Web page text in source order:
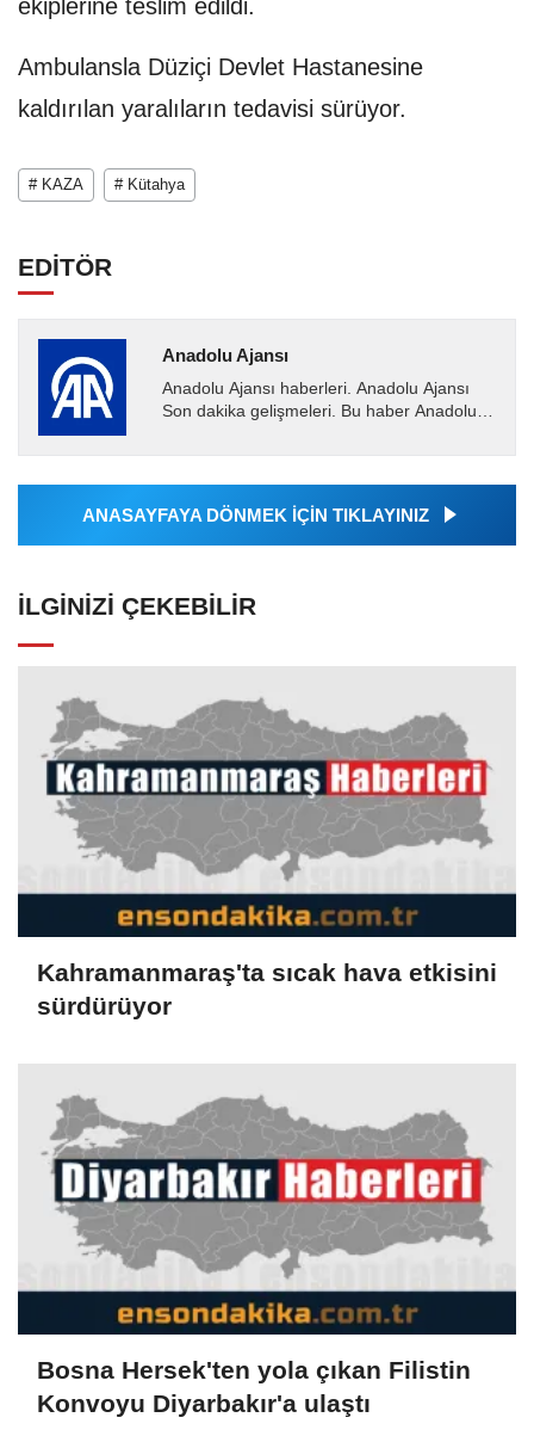
ekiplerine teslim edildi.
Ambulansla Düziçi Devlet Hastanesine
kaldırılan yaralıların tedavisi sürüyor.
# KAZA # Kütahya
EDİTÖR
Anadolu Ajansı
Anadolu Ajansı haberleri. Anadolu Ajansı
Son dakika gelişmeleri. Bu haber Anadolu
Ajansı tarafından...
ANASAYFAYA DÖNMEK İÇİN TIKLAYINIZ
İLGINIZI ÇEKEBILIR
Kahramanmaraş'ta sıcak hava etkisini
sürdürüyor
Bosna Hersek'ten yola çıkan Filistin
Konvoyu Diyarbakır'a ulaştı